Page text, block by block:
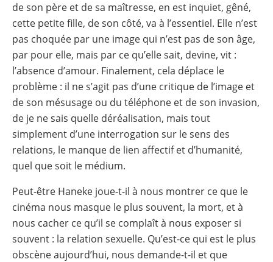
de son père et de sa maîtresse, en est inquiet, gêné,
cette petite fille, de son côté, va à l’essentiel. Elle n’est
pas choquée par une image qui n’est pas de son âge,
par pour elle, mais par ce qu’elle sait, devine, vit :
l’absence d’amour. Finalement, cela déplace le
problème : il ne s’agit pas d’une critique de l’image et
de son mésusage ou du téléphone et de son invasion,
de je ne sais quelle déréalisation, mais tout
simplement d’une interrogation sur le sens des
relations, le manque de lien affectif et d’humanité,
quel que soit le médium.
Peut-être Haneke joue-t-il à nous montrer ce que le
cinéma nous masque le plus souvent, la mort, et à
nous cacher ce qu’il se complaît à nous exposer si
souvent : la relation sexuelle. Qu’est-ce qui est le plus
obscène aujourd’hui, nous demande-t-il et que